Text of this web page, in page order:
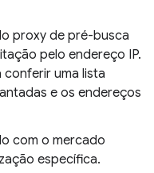
proxy de pré-busca
pelo endereço IP.
conferir uma lista
e os endereços
com o mercado
específica.